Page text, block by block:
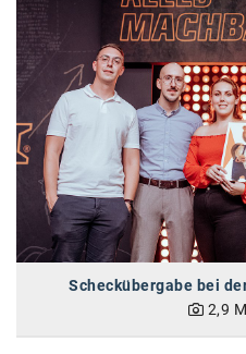
Kyndryl
LWND
Mastercard
NEOH
Nespresso
Neudoerfler
Scheckübergabe bei
2,9